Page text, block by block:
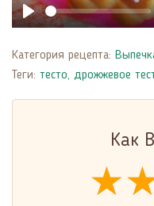
Play
Категория рецепта:
Теги: тесто, дрожжевое
Как